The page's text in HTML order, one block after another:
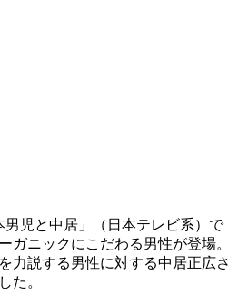
男児と中居」（日本テレビ系）で
ガニックにこだわる男性が登場。
力説する男性に対する中居正広さ
た。